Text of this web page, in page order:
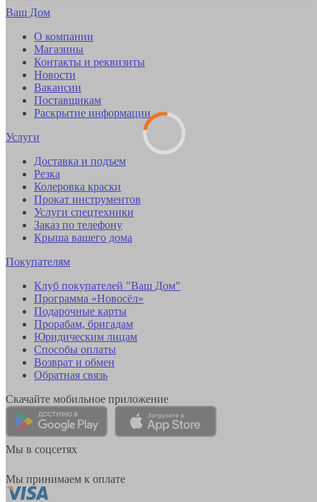
Ваш Дом
О компании
Магазины
Контакты и реквизиты
Новости
Вакансии
Поставщикам
Раскрытие информации
Услуги
Доставка и подъем
Резка
Колеровка краски
Прокат инструментов
Услуги спецтехники
Заказ по телефону
Крыша вашего дома
Покупателям
Клуб покупателей "Ваш Дом"
Программа «Новосёл»
Подарочные карты
Прорабам, бригадам
Юридическим лицам
Способы оплаты
Возврат и обмен
Обратная связь
Скачайте мобильное приложение
Мы в соцсетях
Мы принимаем к оплате